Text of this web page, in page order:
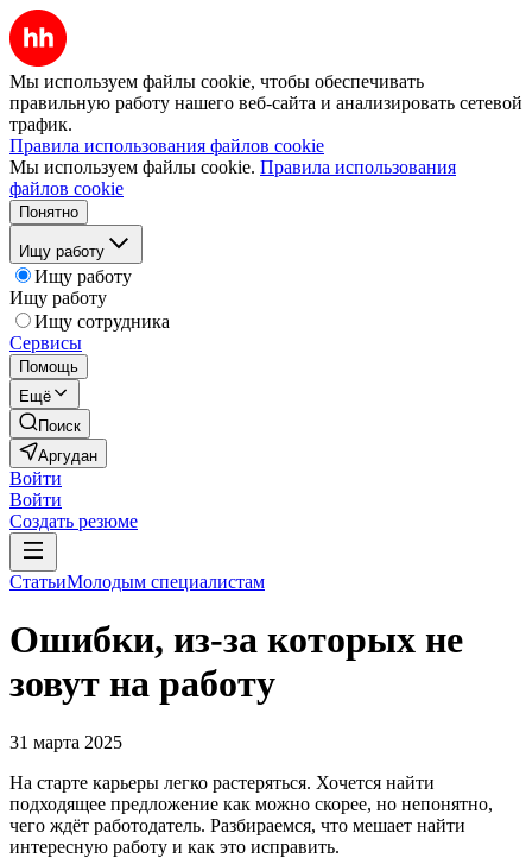
Мы используем файлы cookie, чтобы обеспечивать
правильную работу нашего веб-сайта и анализировать сетевой
трафик.
Правила использования файлов cookie
Мы используем файлы cookie. Правила использования
файлов cookie
Понятно
Ищу работу
Ищу работу
Ищу работу
Ищу сотрудника
Сервисы
Помощь
Ещё
Поиск
Аргудан
Войти
Войти
Создать резюме
СтатьиМолодым специалистам
Ошибки, из-за которых не
зовут на работу
31 марта 2025
На старте карьеры легко растеряться. Хочется найти
подходящее предложение как можно скорее, но непонятно,
чего ждёт работодатель. Разбираемся, что мешает найти
интересную работу и как это исправить.